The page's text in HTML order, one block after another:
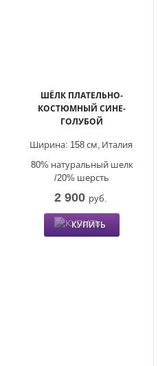
ШЁЛК ПЛАТЕЛЬНО-
КОСТЮМНЫЙ СИНЕ-
ГОЛУБОЙ
Италия
Ширина: 158 см,
80% натуральный шелк
/20% шерсть
2 900 руб.
КУПИТЬ